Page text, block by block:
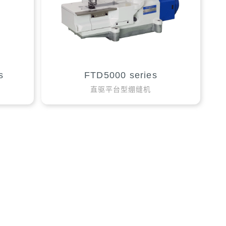
FTD5000 series
直驱平台型绷缝机